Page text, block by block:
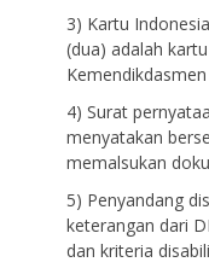
3) Kartu
(dua) adalah
4) Surat
menyatakan
memalsukan
5) Penyandang
keterangan dari
dan kriteria